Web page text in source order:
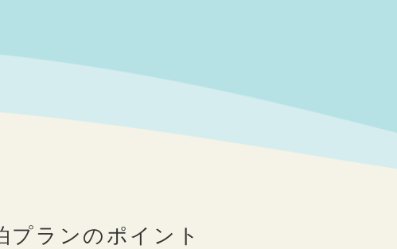
プランのポイント